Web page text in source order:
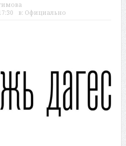
в: Официально